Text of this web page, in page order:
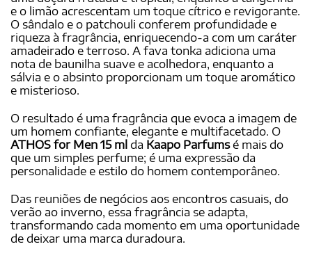
e o limão acrescentam um toque cítrico e revigorante.
O sândalo e o patchouli conferem profundidade e
riqueza à fragrância, enriquecendo-a com um caráter
amadeirado e terroso. A fava tonka adiciona uma
nota de baunilha suave e acolhedora, enquanto a
sálvia e o absinto proporcionam um toque aromático
e misterioso.
O resultado é uma fragrância que evoca a imagem de
um homem confiante, elegante e multifacetado. O
ATHOS for Men 15 ml da Kaapo Parfumsé mais do
que um simples perfume; é uma expressão da
personalidade e estilo do homem contemporâneo.
Das reuniões de negócios aos encontros casuais, do
verão ao inverno, essa fragrância se adapta,
transformando cada momento em uma oportunidade
de deixar uma marca duradoura.